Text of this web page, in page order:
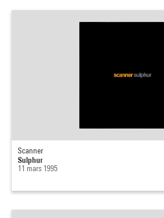
Scanner
Sulphur
11 mars 1995